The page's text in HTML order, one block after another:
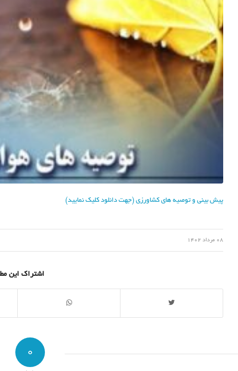
پیش بینی و توصیه های کشاورزی (جهت دانلود کلیک نمایید)
08 مرداد 1402
اشتراک این
0